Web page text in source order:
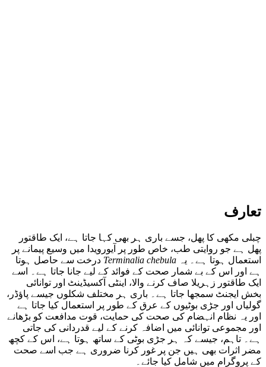
تعارف
چبلی مکھی کا پھل، جسے باری ہر بھی کہا جاتا ہے، ایک طاقتور
پھل ہے جو روایتی طب، خاص طور پر آیورویدا میں وسیع پیمانے پر
استعمال ہوتا ہے۔ یہ Terminalia chebula درخت سے حاصل ہوتا
ہے اور اس کے بے شمار صحت کے فوائد کے لیے جانا جاتا ہے۔ اسے
ایک طاقتور زہریلا صاف کرنے والا، اینٹی آکسیڈینٹ اور توانائی
بخش ایجنٹ سمجھا جاتا ہے۔ باری ہر مختلف شکلوں جیسے پاؤڈر،
گولیاں اور جڑی بوٹیوں کے عرق کے طور پر استعمال کیا جاتا ہے
اور یہ نظام انہضام کی صحت کی حمایت، قوت مدافعت کو بڑھانے
اور مجموعی توانائی میں اضافہ کرنے کے لیے قدردانی کی جاتی
ہے۔ تاہم، جیسے کہ ہر جڑی بوٹی کے ساتھ ہوتا ہے، اس کے کچھ
مضر اثرات بھی ہیں جن پر غور کرنا ضروری ہے جب اسے صحت
کے پروگرام میں شامل کیا جائے۔